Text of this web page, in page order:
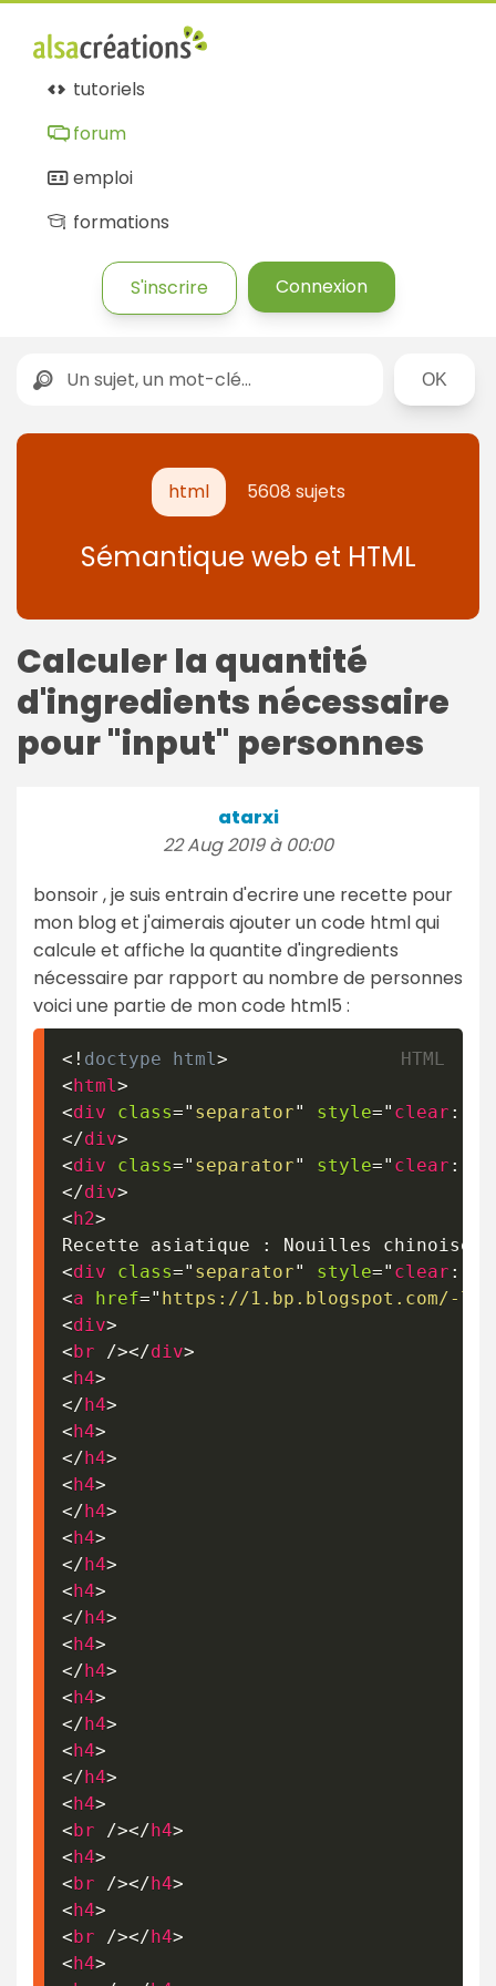
tutoriels
forum
emploi
formations
S'inscrire Connexion
Rechercher
html 5608 sujets
Sémantique web et HTML
Calculer la quantité
d'ingredients nécessaire
pour "input" personnes
atarxi
22 Aug 2019 à 00:00
bonsoir , je suis entrain d'ecrire une recette pour
mon blog et j'aimerais ajouter un code html qui
calcule et affiche la quantite d'ingredients
nécessaire par rapport au nombre de personnes
voici une partie de mon code html5 :
<! doctype html >
<html >
<div class=" separator" style=" clear :
</div>
<div class=" separator" style=" clear :
</div>
<h2>
Recette asiatique : Nouilles chinoise
<div class=" separator" style=" clear :
<a href=" https://1.bp.blogspot.com/-
<div>
<br /></div>
<h4>
</h4>
<h4>
</h4>
<h4>
</h4>
<h4>
</h4>
<h4>
</h4>
<h4>
</h4>
<h4>
</h4>
<h4>
</h4>
<h4>
<br /></h4>
<h4>
<br /></h4>
<h4>
<br /></h4>
<h4>